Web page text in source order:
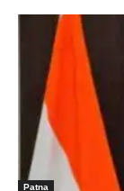
Patna